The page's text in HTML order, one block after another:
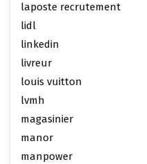
laposte recrutement
lidl
linkedin
livreur
louis vuitton
lvmh
magasinier
manor
manpower